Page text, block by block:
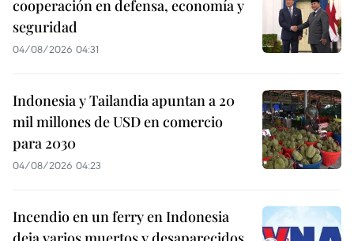
cooperación en defensa, economía y
seguridad
04/08/2026 04:31
Indonesia y Tailandia apuntan a 20
mil millones de USD en comercio
para 2030
04/08/2026 04:23
Incendio en un ferry en Indonesia